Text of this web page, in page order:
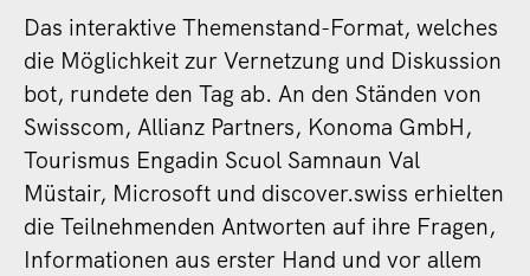
Das interaktive Themenstand-Format, welches
die Möglichkeit zur Vernetzung und Diskussion
bot, rundete den Tag ab. An den Ständen von
Swisscom, Allianz Partners, Konoma GmbH,
Tourismus Engadin Scuol Samnaun Val
Müstair, Microsoft und discover.swiss erhielten
die Teilnehmenden Antworten auf ihre Fragen,
Informationen aus erster Hand und vor allem